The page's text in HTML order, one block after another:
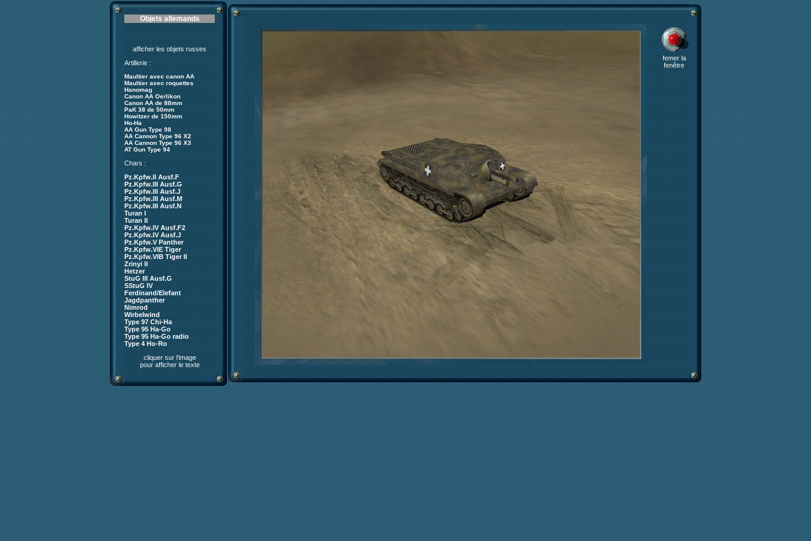
Objets allemands
afficher les objets russes
Artillerie :
Maultier avec canon AA
Maultier avec roquettes
Hanomag
Canon AA Oerlikon
Canon AA de 88mm
PaK 38 de 50mm
Howitzer de 150mm
Ho-Ha
AA Gun Type 98
AA Cannon Type 96 X2
AA Cannon Type 96 X3
AT Gun Type 94
Chars :
Pz.Kpfw.II Ausf.F
Pz.Kpfw.III Ausf.G
Pz.Kpfw.III Ausf.J
Pz.Kpfw.III Ausf.M
Pz.Kpfw.III Ausf.N
Turan I
Turan II
Pz.Kpfw.IV Ausf.F2
Pz.Kpfw.IV Ausf.J
Pz.Kpfw.V Panther
Pz.Kpfw.VIE Tiger
Pz.Kpfw.VIB Tiger II
Zrinyi II
Hetzer
StuG III Ausf.G
SStuG IV
Ferdinand/Elefant
Jagdpanther
Nimrod
Wirbelwind
Type 97 Chi-Ha
Type 95 Ha-Go
Type 95 Ha-Go radio
Type 4 Ho-Ro
cliquer sur l'image
pour afficher le texte
femer la
fenêtre